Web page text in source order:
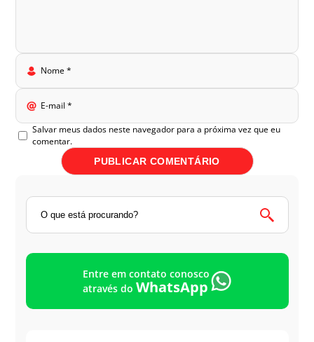
Nome*
E-mail*
Salvar meus dados neste navegador para a próxima vez que eu
comentar.
Entre em contato conosco
através do WhatsApp